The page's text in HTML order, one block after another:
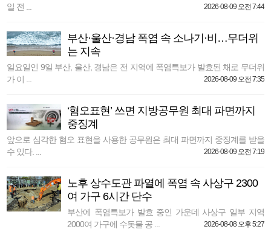
일 전 ...
2026-08-09 오전 7:44
부산·울산·경남 폭염 속 소나기·비…무더위
는 지속
일요일인 9일 부산, 울산, 경남은 전 지역에 폭염특보가 발효된 채로 무더위
가 이 ...
2026-08-09 오전 7:35
‘혐오표현’ 쓰면 지방공무원 최대 파면까지
중징계
앞으로 심각한 혐오 표현을 사용한 공무원은 최대 파면까지 중징계를 받을
수 있다. ...
2026-08-09 오전 7:19
노후 상수도관 파열에 폭염 속 사상구 2300
여 가구 6시간 단수
부산에 폭염특보가 발효 중인 가운데 사상구 일부 지역
2000여 가구에 수돗물 공 ...
2026-08-08 오후 5:27